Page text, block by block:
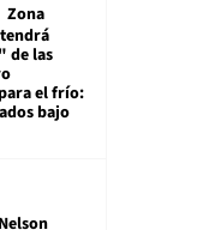
Zona
de las
el frío:
bajo
Nelson